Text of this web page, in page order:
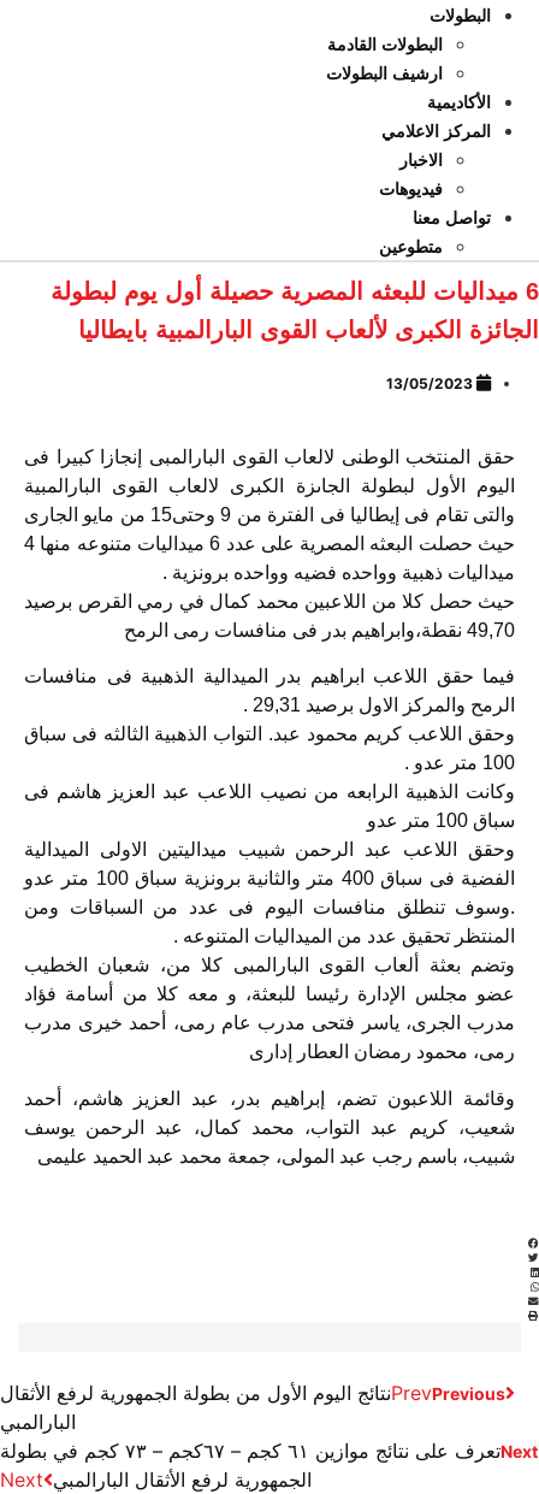
البطولات
البطولات القادمة
ارشيف البطولات
الأكاديمية
المركز الاعلامي
الاخبار
فيديوهات
تواصل معنا
متطوعين
6 ميداليات للبعثه المصرية حصيلة أول يوم لبطولة
الجائزة الكبرى لألعاب القوى البارالمبية بايطاليا
13/05/2023
حقق المنتخب الوطنى لالعاب القوى البارالمبى إنجازا كبيرا فى
اليوم الأول لبطولة الجاىزة الكبرى لالعاب القوى البارالمبية
والتى تقام فى إيطاليا فى الفترة من 9 وحتى15 من مايو الجارى
حيث حصلت البعثه المصرية على عدد 6 ميداليات متنوعه منها 4
ميداليات ذهبية وواحده فضيه وواحده برونزية .
حيث حصل كلا من اللاعبين محمد كمال في رمي القرص برصيد
49,70 نقطة،وابراهيم بدر فى منافسات رمى الرمح
فيما حقق اللاعب ابراهيم بدر الميدالية الذهبية فى منافسات
الرمح والمركز الاول برصيد 29,31 .
وحقق اللاعب كريم محمود عبد. التواب الذهبية الثالثه فى سباق
100 متر عدو .
وكانت الذهبية الرابعه من نصيب اللاعب عبد العزيز هاشم فى
سباق 100 متر عدو
وحقق اللاعب عبد الرحمن شبيب ميداليتين الاولى الميدالية
الفضية فى سباق 400 متر والثانية برونزية سباق 100 متر عدو
.وسوف تنطلق منافسات اليوم فى عدد من السباقات ومن
المنتظر تحقيق عدد من الميداليات المتنوعه .
وتضم بعثة ألعاب القوى البارالمبى كلا من، شعبان الخطيب
عضو مجلس الإدارة رئيسا للبعثة، و معه كلا من أسامة فؤاد
مدرب الجرى، ياسر فتحى مدرب عام رمى، أحمد خيرى مدرب
رمى، محمود رمضان العطار إدارى
وقائمة اللاعبون تضم، إبراهيم بدر، عبد العزيز هاشم، أحمد
شعيب، كريم عبد التواب، محمد كمال، عبد الرحمن يوسف
شبيب، باسم رجب عبد المولى، جمعة محمد عبد الحميد عليمى
PrevPrevious
نتائج اليوم الأول من بطولة الجمهورية لرفع الأثقال
البارالمبي
Next
تعرف على نتائج موازين ٦١ كجم – ٦٧كجم – ٧٣ كجم في بطولة
الجمهورية لرفع الأثقال البارالمبي Next